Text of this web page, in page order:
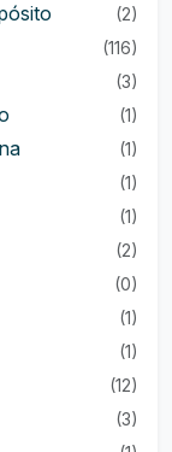
(2)
(116)
(3)
(1)
(1)
(1)
(1)
(2)
(0)
(1)
(1)
(12)
(3)